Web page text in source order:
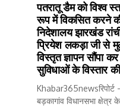
पतरातू डैम को विश्व
रूप में विकसित करने
निदेशालय झारखंड
प्रियेश लकड़ा जी से
विस्तृत ज्ञापन सौंपा
सुविधाओं के विस्तार
Khabar365newsरिपोर्ट
बड़कागांव विधानसभा क्षेत्र